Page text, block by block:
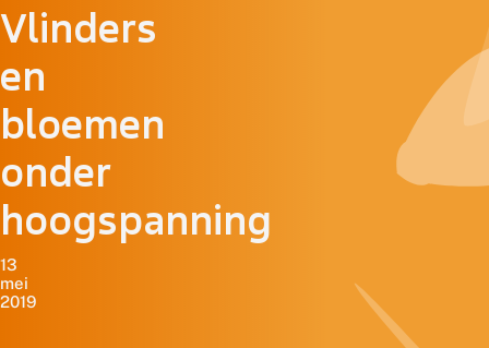
Vlinders
en
bloemen
onder
hoogspanning
13
mei
2019